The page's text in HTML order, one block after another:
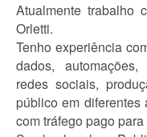
Atualmente trabalho
Orletti.
Tenho experiência
dados,
redes sociais,
público em
com tráfego pago